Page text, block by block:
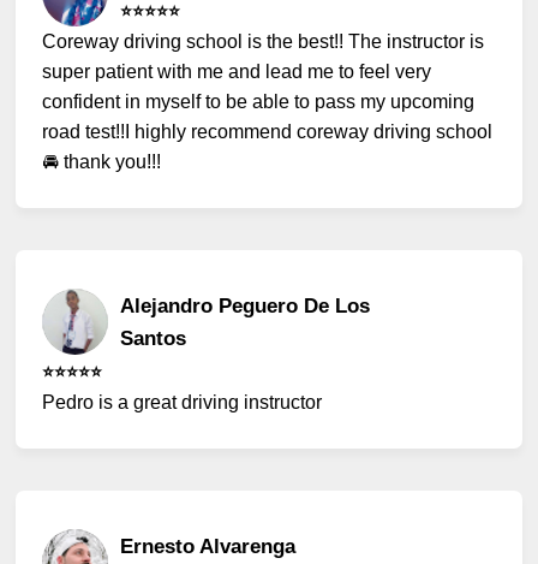
⭐️⭐️⭐️⭐️⭐️
Coreway driving school is the best!! The instructor is
super patient with me and lead me to feel very
confident in myself to be able to pass my upcoming
road test!!I highly recommend coreway driving school
🚘 thank you!!!
Alejandro Peguero De Los
Santos
⭐️⭐️⭐️⭐️⭐️
Pedro is a great driving instructor
Ernesto Alvarenga